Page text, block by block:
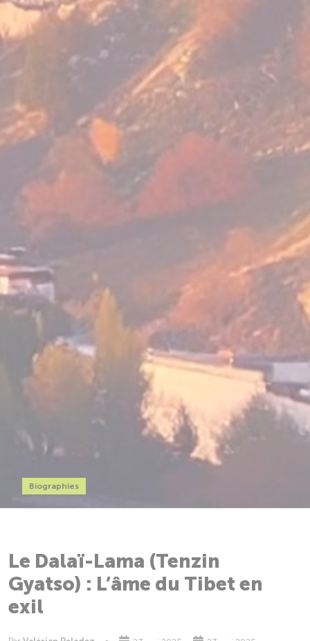
Biographies
Le Dalaï-Lama (Tenzin
Gyatso) : L’âme du Tibet en
exil